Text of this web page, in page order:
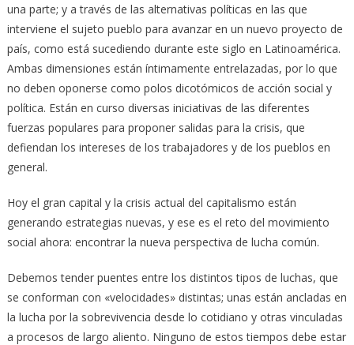
una parte; y a través de las alternativas políticas en las que
interviene el sujeto pueblo para avanzar en un nuevo proyecto de
país, como está sucediendo durante este siglo en Latinoamérica.
Ambas dimensiones están íntimamente entrelazadas, por lo que
no deben oponerse como polos dicotómicos de acción social y
política. Están en curso diversas iniciativas de las diferentes
fuerzas populares para proponer salidas para la crisis, que
defiendan los intereses de los trabajadores y de los pueblos en
general.
Hoy el gran capital y la crisis actual del capitalismo están
generando estrategias nuevas, y ese es el reto del movimiento
social ahora: encontrar la nueva perspectiva de lucha común.
Debemos tender puentes entre los distintos tipos de luchas, que
se conforman con «velocidades» distintas; unas están ancladas en
la lucha por la sobrevivencia desde lo cotidiano y otras vinculadas
a procesos de largo aliento. Ninguno de estos tiempos debe estar